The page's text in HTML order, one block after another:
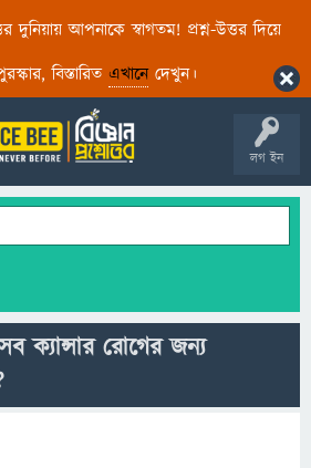
দুনিয়ায় আপনাকে স্বাগতম! প্রশ্ন-উত্তর দিয়ে
বিস্তারিত এখানেদেখুন।
লগ ইন
ক্যান্সার রোগের জন্য